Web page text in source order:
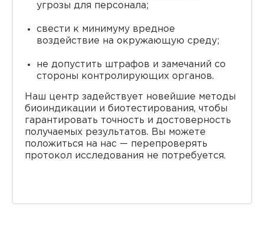
угрозы для персонала;
свести к минимуму вредное
воздействие на окружающую среду;
не допустить штрафов и замечаний со
стороны контролирующих органов.
Наш центр задействует новейшие методы
биоиндикации и биотестирования, чтобы
гарантировать точность и достоверность
получаемых результатов. Вы можете
положиться на нас — перепроверять
протокол исследования не потребуется.